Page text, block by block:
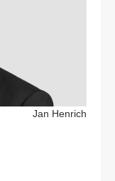
Jan Henrich